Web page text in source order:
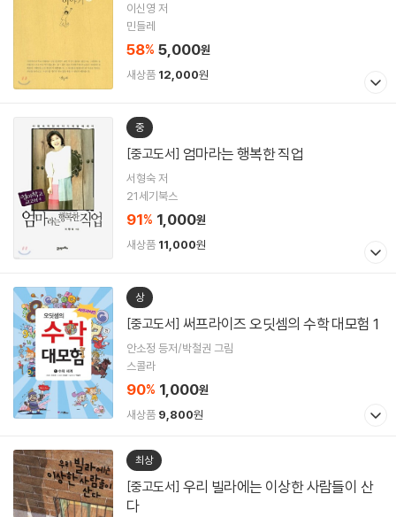
이신영 저
민들레
58% 5,000원
새상품 12,000원
중
[중고도서] 엄마라는 행복한 직업
서형숙 저
21세기북스
91% 1,000원
새상품 11,000원
상
[중고도서] 써프라이즈 오딧셈의 수학 대모험 1
안소정 등저/박철권 그림
스콜라
90% 1,000원
새상품 9,800원
최상
[중고도서]
다